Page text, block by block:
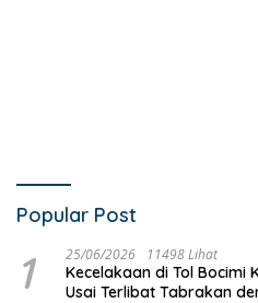
Popular Post
1 25/06/2026 11498 Lihat
Kecelakaan di Tol Bocimi
Usai Terlibat Tabrakan